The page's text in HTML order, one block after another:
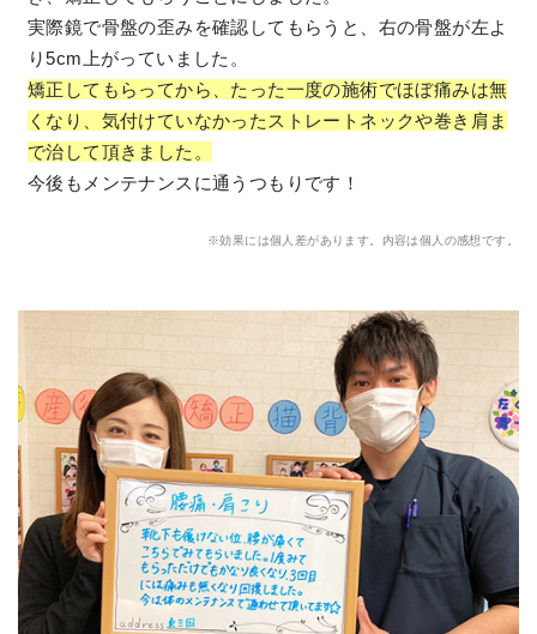
実際鏡で骨盤の歪みを確認してもらうと、右の骨盤が左よ
り5cm上がっていました。
矯正してもらってから、たった一度の施術でほぼ痛みは無
くなり、気付けていなかったストレートネックや巻き肩ま
で治して頂きました。
今後もメンテナンスに通うつもりです！
※効果には個人差があります。内容は個人の感想です。